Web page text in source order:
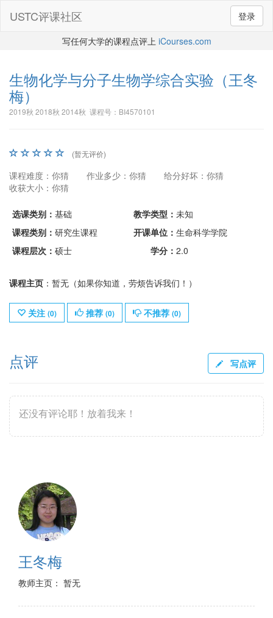
登录
USTC评课社区
写任何大学的课程点评上 iCourses.com
生物化学与分子生物学综合实验 （王冬
梅）
2019秋 2018秋 2014秋 课程号：BI4570101
(暂无评价)
课程难度：你猜 作业多少：你猜
给分好坏：你猜
收获大小：你猜
选课类别： 基础 教学类型： 未知
课程类别： 研究生课程 开课单位： 生命科学学院
课程层次： 硕士 学分： 2.0
课程主页 ：暂无（如果你知道，劳烦告诉我们！）
关注 (0) 推荐 (0) 不推荐 (0)
点评 写点评
还没有评论耶！放着我来！
王冬梅
教师主页： 暂无